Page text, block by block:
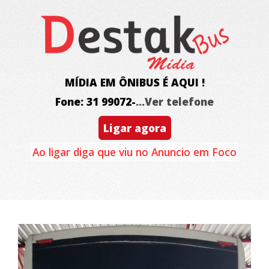
MÍDIA EM ÔNIBUS É AQUI !
Fone: 31 99072-...Ver telefone
Ligar agora
Ao ligar diga que viu no Anuncio em Foco